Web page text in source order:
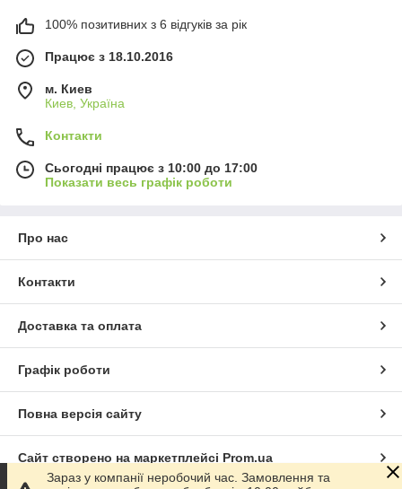
100% позитивних з 6 відгуків за рік
Працює з 18.10.2016
м. Киев
Киев, Україна
Контакти
Сьогодні працює з 10:00 до 17:00
Показати весь графік роботи
Про нас
Контакти
Доставка та оплата
Графік роботи
Повна версія сайту
Сайт створено на маркетплейсі Prom.ua
Зараз у компанії неробочий час. Замовлення та